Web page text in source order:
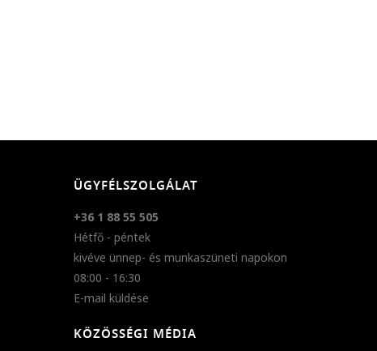
ÜGYFÉLSZOLGÁLAT
+36 1 88 55 505
Hétfő - péntek
kivéve ünnep- és munkaszüneti napokon
08:00 - 16:30
E-mail küldése
KÖZÖSSÉGI MÉDIA